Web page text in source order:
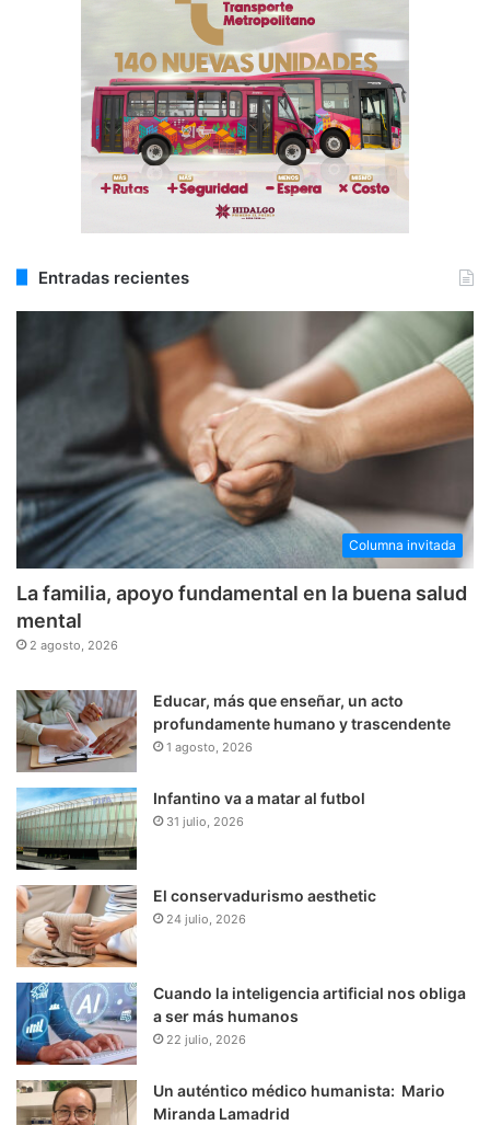
Entradas recientes
Columna invitada
La familia, apoyo fundamental en la buena salud
mental
2 agosto, 2026
Educar, más que enseñar, un acto
profundamente humano y trascendente
1 agosto, 2026
Infantino va a matar al futbol
31 julio, 2026
El conservadurismo aesthetic
24 julio, 2026
Cuando la inteligencia artificial nos obliga
a ser más humanos
22 julio, 2026
Un auténtico médico humanista: Mario
Miranda Lamadrid